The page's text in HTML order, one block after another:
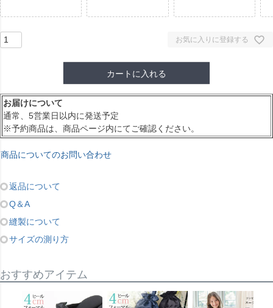
お気に入りに登録する
カートに入れる
お届けについて
通常、5営業日以内に発送予定
※予約商品は、商品ページ内にてご確認ください。
商品についてのお問い合わせ
返品について
Q＆A
縫製について
サイズの測り方
おすすめアイテム